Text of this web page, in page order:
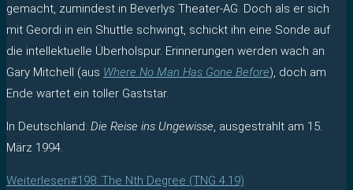
gemacht, zumindest in Beverlys Theater-AG. Doch als er sich
mit Geordi in ein Shuttle schwingt, schickt ihn eine Sonde auf
die intellektuelle Überholspur. Erinnerungen werden wach an
Gary Mitchell (aus Where No Man Has Gone Before), doch am
Ende wartet ein toller Gaststar.
In Deutschland: Die Reise ins Ungewisse, ausgestrahlt am 15.
März 1994.
Weiterlesen#198: The Nth Degree (TNG 4.19)